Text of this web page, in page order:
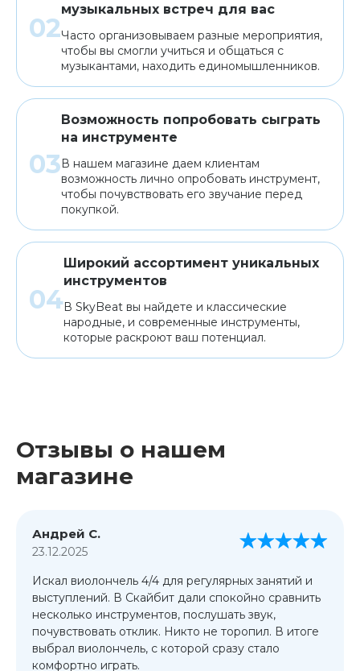
музыкальных встреч для вас
Часто организовываем разные мероприятия,
чтобы вы смогли учиться и общаться с
музыкантами, находить единомышленников.
Возможность попробовать сыграть
на инструменте
В нашем магазине даем клиентам
возможность лично опробовать инструмент,
чтобы почувствовать его звучание перед
покупкой.
Широкий ассортимент уникальных
инструментов
В SkyBeat вы найдете и классические
народные, и современные инструменты,
которые раскроют ваш потенциал.
Отзывы о нашем
магазине
Андрей С.
23.12.2025
Искал виолончель 4/4 для регулярных занятий и
выступлений. В Скайбит дали спокойно сравнить
несколько инструментов, послушать звук,
почувствовать отклик. Никто не торопил. В итоге
выбрал виолончель, с которой сразу стало
комфортно играть.